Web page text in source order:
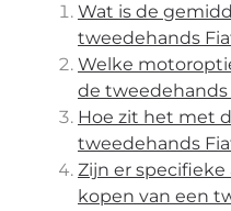
Wat is de
tweedehands
Welke
de tweedehands
Hoe zit het met
tweedehands
Zijn er
kopen van een